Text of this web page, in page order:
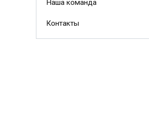
Наша команда
Контакты